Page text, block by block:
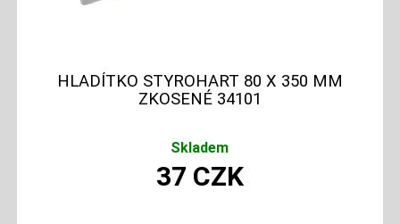
HLADÍTKO STYROHART 80 X 350 MM
ZKOSENÉ 34101
Skladem
37 CZK